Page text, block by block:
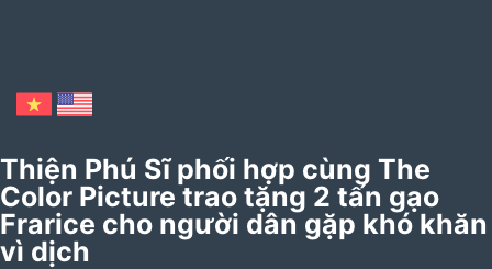
Thiện Phú Sĩ phối hợp cùng The
Color Picture trao tặng 2 tấn gạo
Frarice cho người dân gặp khó khăn
vì dịch